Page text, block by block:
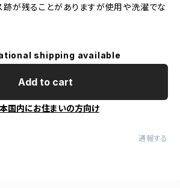
跡が残ることがありますが使用や洗濯でな
shipping available
Add to cart
国内にお住まいの方向け
通報する